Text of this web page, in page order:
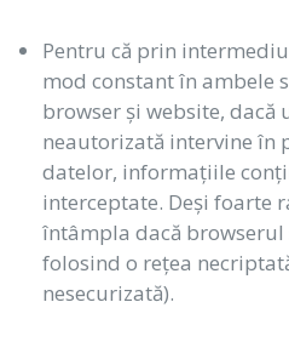
Pentru că prin
mod constant în ambele
browser și website, dacă
neautorizată intervine în
datelor, informațiile
interceptate. Deși foarte
întâmpla dacă browserul
folosind o rețea
nesecurizată).